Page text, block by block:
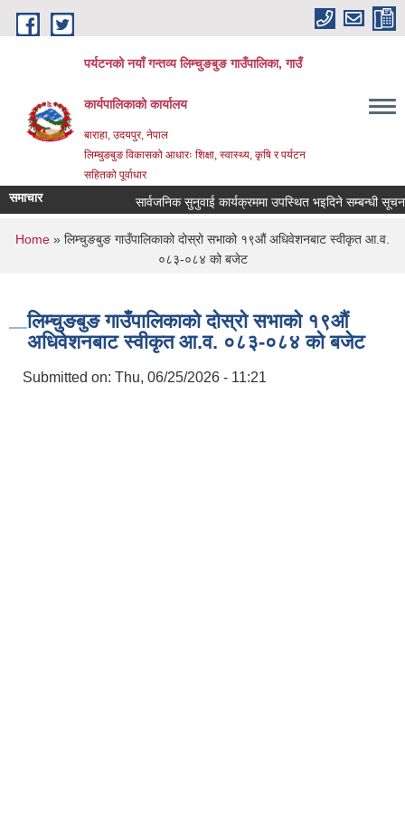
Skip to main content
पर्यटनको नयाँ गन्तव्य लिम्चुङबुङ गाउँपालिका, गाउँ
कार्यपालिकाको कार्यालय
बाराहा, उदयपुर, नेपाल
लिम्चुङबुङ विकासको आधारः शिक्षा, स्वास्थ्य, कृषि र पर्यटन
सहितको पूर्वाधार
समाचार सार्वजनिक सुनुवाई कार्यक्रममा उपस्थित भइदिने सम्बन्धी सूचना ।
You are here
Home » लिम्चुङबुङ गाउँपालिकाको दोस्रो सभाको १९औं अधिवेशनबाट स्वीकृत आ.व.
०८३-०८४ को बजेट
लिम्चुङबुङ गाउँपालिकाको दोस्रो सभाको १९औं
अधिवेशनबाट स्वीकृत आ.व. ०८३-०८४ को बजेट
Submitted on: Thu, 06/25/2026 - 11:21